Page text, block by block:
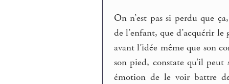
On n’est pas si perdu que
de l’enfant, que d’acquérir
avant l’idée même que son
son pied, constate qu’il peut
émotion de le voir battre